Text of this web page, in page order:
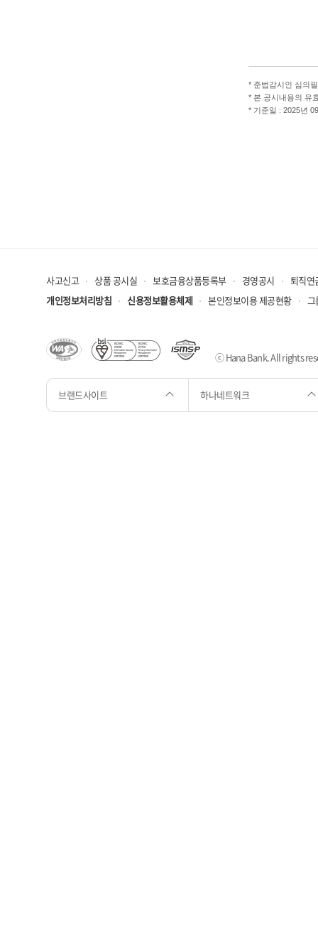
* 준법감시인 심의
* 본 공시내용의 유
* 기준일 : 2025년
사고신고 상품 공시실 보호금융상품등록부 경영공시
퇴직연
개인정보처리방침
신용정보활용체제 본인정보이용 제공현황 그
ⓒ Hana Bank. All rights
브랜드사이트 하나네트워크